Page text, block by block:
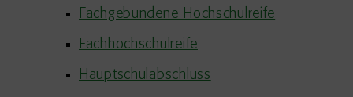
Fachgebundene Hochschulreife
Fachhochschulreife
Hauptschulabschluss